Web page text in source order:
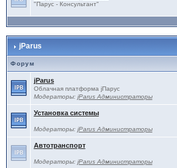
"Парус - Консультант"
jParus
Форум
jParus
Облачная платформа jПарус
Модераторы: jParus Администраторы
Установка системы
Модераторы: jParus Администраторы
Автотранспорт
Модераторы: jParus Администраторы